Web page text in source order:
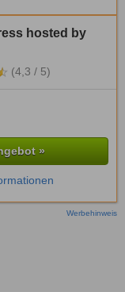
hosted by
(4,3 / 5)
»
Werbehinweis